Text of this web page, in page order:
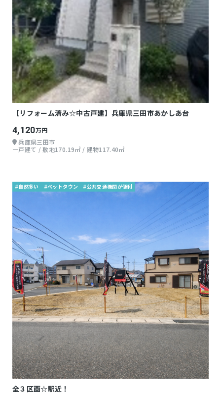
【リフォーム済み☆中古戸建】兵庫県三田市あかしあ台
4,120万円
兵庫県三田市
一戸建て / 敷地170.19㎡ / 建物117.40㎡
#自然多い #ベットタウン #公共交通機関が便利
全３区画☆駅近！